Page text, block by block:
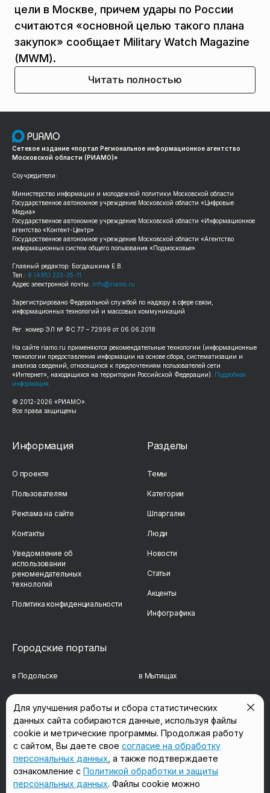
цели в Москве, причем удары по России
считаются «основной целью такого плана
закупок» сообщает Military Watch Magazine
(MWM).
Читать полностью
Сетевое издание «портал Региональное информационное агентство
Московской области (РИАМО)»
Соучредители:
Министерство информации и молодежной политики Московской области
Государственное автономное учреждение Московской области «Цифровые
Медиа»
Государственное автономное учреждение Московской области «Информационное
агентство «Контент-Центр»
Государственное автономное учреждение Московской области «Агентство
информационных систем общего пользования «Подмосковье»
Главный редактор: Богдашкина Е.В.
Тел.: 8 (495) 223-35-11
Адрес электронной почты: info@riamo.ru
Зарегистрировано Федеральной службой по надзору в сфере связи,
информационных технологий и массовых коммуникаций
Рег. номер ЭЛ № ФС 77 – 72999 от 06.06.2018
На сайте riamo.ru применяются рекомендательные технологии (информационные
технологии предоставления информации на основе сбора, систематизации и
анализа сведений, относящихся к предпочтениям пользователей сети
«Интернет», находящихся на территории Российской Федерации). Подробная
информация
© 2012-2026 «РИАМО».
Все права защищены
Информация
О проекте
Пользователям
Реклама на сайте
Контакты
Уведомление об
использовании
рекомендательных
технологий
Политика конфиденциальности
Разделы
Темы
Категории
Шпаргалки
Люди
Новости
Статьи
Акценты
Инфографика
Городские порталы
в Подольске в Мытищах
в Сергиевом Посаде в Люберцах
в Красногорске в Королёве
в Домодедово в Щёлково
Для улучшения работы и сбора статистических
данных сайта собираются данные, используя файлы
cookie и метрические программы. Продолжая работу
с сайтом, Вы даете свое согласие на обработку
персональных данных , а также подтверждаете
ознакомление с Политикой обработки и защиты
персональных данных. Файлы cookie можно